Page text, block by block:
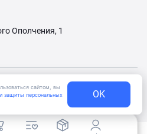
сайтом, вы
защиты персональных
OK
Ополчения, 1
информационных